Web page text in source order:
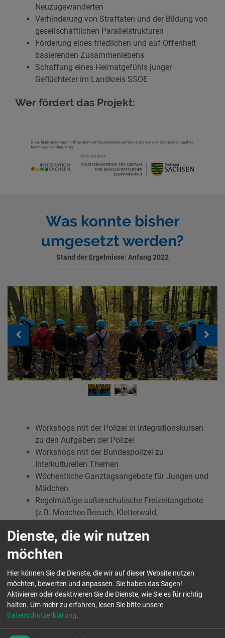
Neuzugewanderten
Verhinderung von Straftaten und der Bildung von
gesellschaftlichen Parallelstrukturen
Förderung eines friedlichen und auf Offenheit
basierenden Zusammenlebens
Schaffung eines Heimatgefühls junger
Geflüchteter im Landkreis SSOE
Wer fördert das Projekt:
Was konnte bisher
umgesetzt werden?
Stand der Ergebnisse: Anfang 2022
Workshops mit der Polizei in Integrationskursen
zu den Aufgaben der Polizei
Workshops mit der Bundespolizei zu
Interkulturellen Themen
Wöchentliche Ganztagsangebote für Jungen und
Mädchen
Regelmäßige außerschulische Freizeitangebote
(z.B. Moschee-Besuch, Kletterwald,
Frag uns
Dienste, die wir nutzen
möchten
Hier können Sie die Dienste, die wir auf dieser Website nutzen
möchten, bewerten und anpassen. Sie haben das Sagen!
Aktivieren oder deaktivieren Sie die Dienste, wie Sie es für richtig
halten. Um mehr zu erfahren, lesen Sie bitte unsere
Datenschutzerklärung.